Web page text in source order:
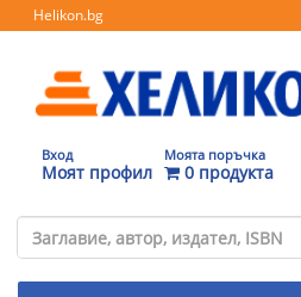
Helikon.bg
Вход
Моят профил
Моята поръчка
0 продукта